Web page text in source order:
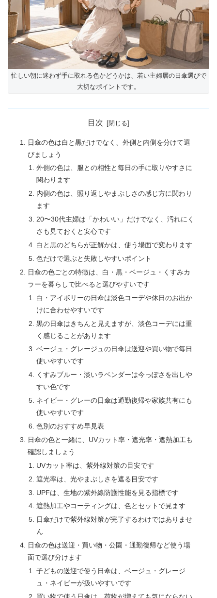
忙しい朝に迷わず手に取れる色かどうかは、若い主婦層の日傘選びで
大切なポイントです。
目次
日傘の色は白と黒だけでなく、外側と内側を分けて選
びましょう
外側の色は、服との相性と毎日の手に取りやすさに
関わります
内側の色は、照り返しやまぶしさの感じ方に関わり
ます
20〜30代主婦は「かわいい」だけでなく、汚れにく
さも見ておくと安心です
白と黒のどちらが正解かは、使う場面で変わります
色だけで選ぶと失敗しやすいポイント
日傘の色ごとの特徴は、白・黒・ベージュ・くすみカ
ラーを暮らしで比べると選びやすいです
白・アイボリーの日傘は淡色コーデや休日のお出か
けに合わせやすいです
黒の日傘はきちんと見えますが、淡色コーデには重
く感じることがあります
ベージュ・グレージュの日傘は送迎や買い物で毎日
使いやすいです
くすみブルー・淡いラベンダーは今っぽさを出しや
すい色です
ネイビー・グレーの日傘は通勤復帰や家族共有にも
使いやすいです
色別のおすすめ早見表
日傘の色と一緒に、UVカット率・遮光率・遮熱加工も
確認しましょう
UVカット率は、紫外線対策の目安です
遮光率は、光やまぶしさを遮る目安です
UPFは、生地の紫外線防護性能を見る指標です
遮熱加工やコーティングは、色とセットで見ます
日傘だけで紫外線対策が完了するわけではありませ
ん
日傘の色は送迎・買い物・公園・通勤復帰など使う場
面で選び分けます
子どもの送迎で使う日傘は、ベージュ・グレージ
ュ・ネイビーが扱いやすいです